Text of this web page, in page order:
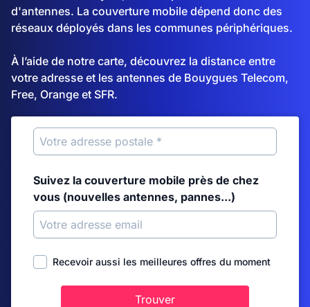
d'antennes. La couverture mobile dépend donc des
réseaux déployés dans les communes périphériques.
À l’aide de notre carte, découvrez la distance entre
votre adresse et les antennes de Bouygues Telecom,
Free, Orange et SFR.
Suivez la couverture mobile près de chez
vous (nouvelles antennes, pannes...)
Recevoir aussi les meilleures offres du moment
Trouver